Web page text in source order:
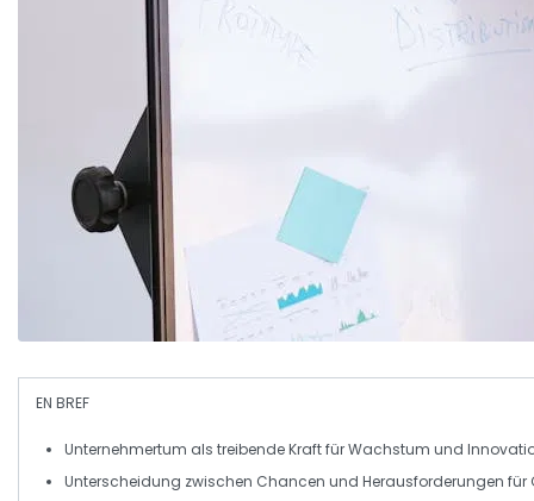
EN BREF
Unternehmertum als treibende Kraft für Wachstum und
Unterscheidung zwischen Chancen und Herausforderungen für